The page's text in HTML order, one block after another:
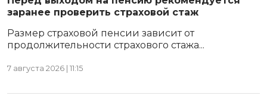
заранее проверить страховой стаж
Размер страховой пенсии зависит от
продолжительности страхового стажа...
7 августа 2026 | 11:15